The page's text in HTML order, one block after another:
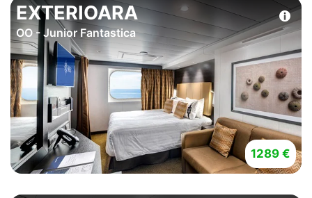
EXTERIOARA
OO - Junior Fantastica
1289 €